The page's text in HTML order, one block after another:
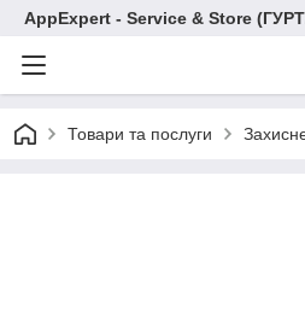
AppExpert - Service & Store
Товари та послуги